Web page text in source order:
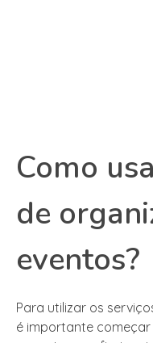
Como
de
eventos?
Para utilizar os
é importante